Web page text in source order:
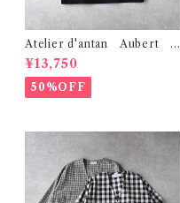
Atelier d'antan Aubert ｺｯ
ﾄﾝﾁｭﾆｯｸ (ﾌﾞﾗｯｸ)
¥13,750
50%OFF